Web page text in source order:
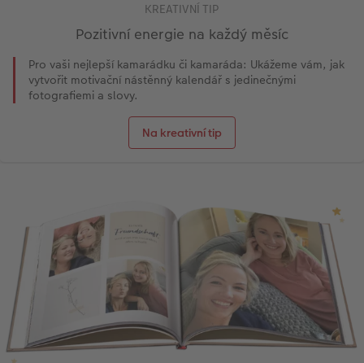
KREATIVNÍ TIP
Pozitivní energie na každý měsíc
Pro vaši nejlepší kamarádku či kamaráda: Ukážeme vám, jak
vytvořit motivační nástěnný kalendář s jedinečnými
fotografiemi a slovy.
Na kreativní tip